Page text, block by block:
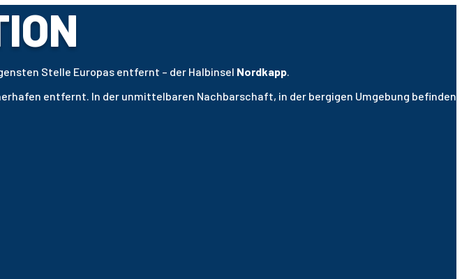
Stelle Europas entfernt – der Halbinsel Nordkapp.
entfernt. In der unmittelbaren Nachbarschaft, in der bergigen Umgebung befinden